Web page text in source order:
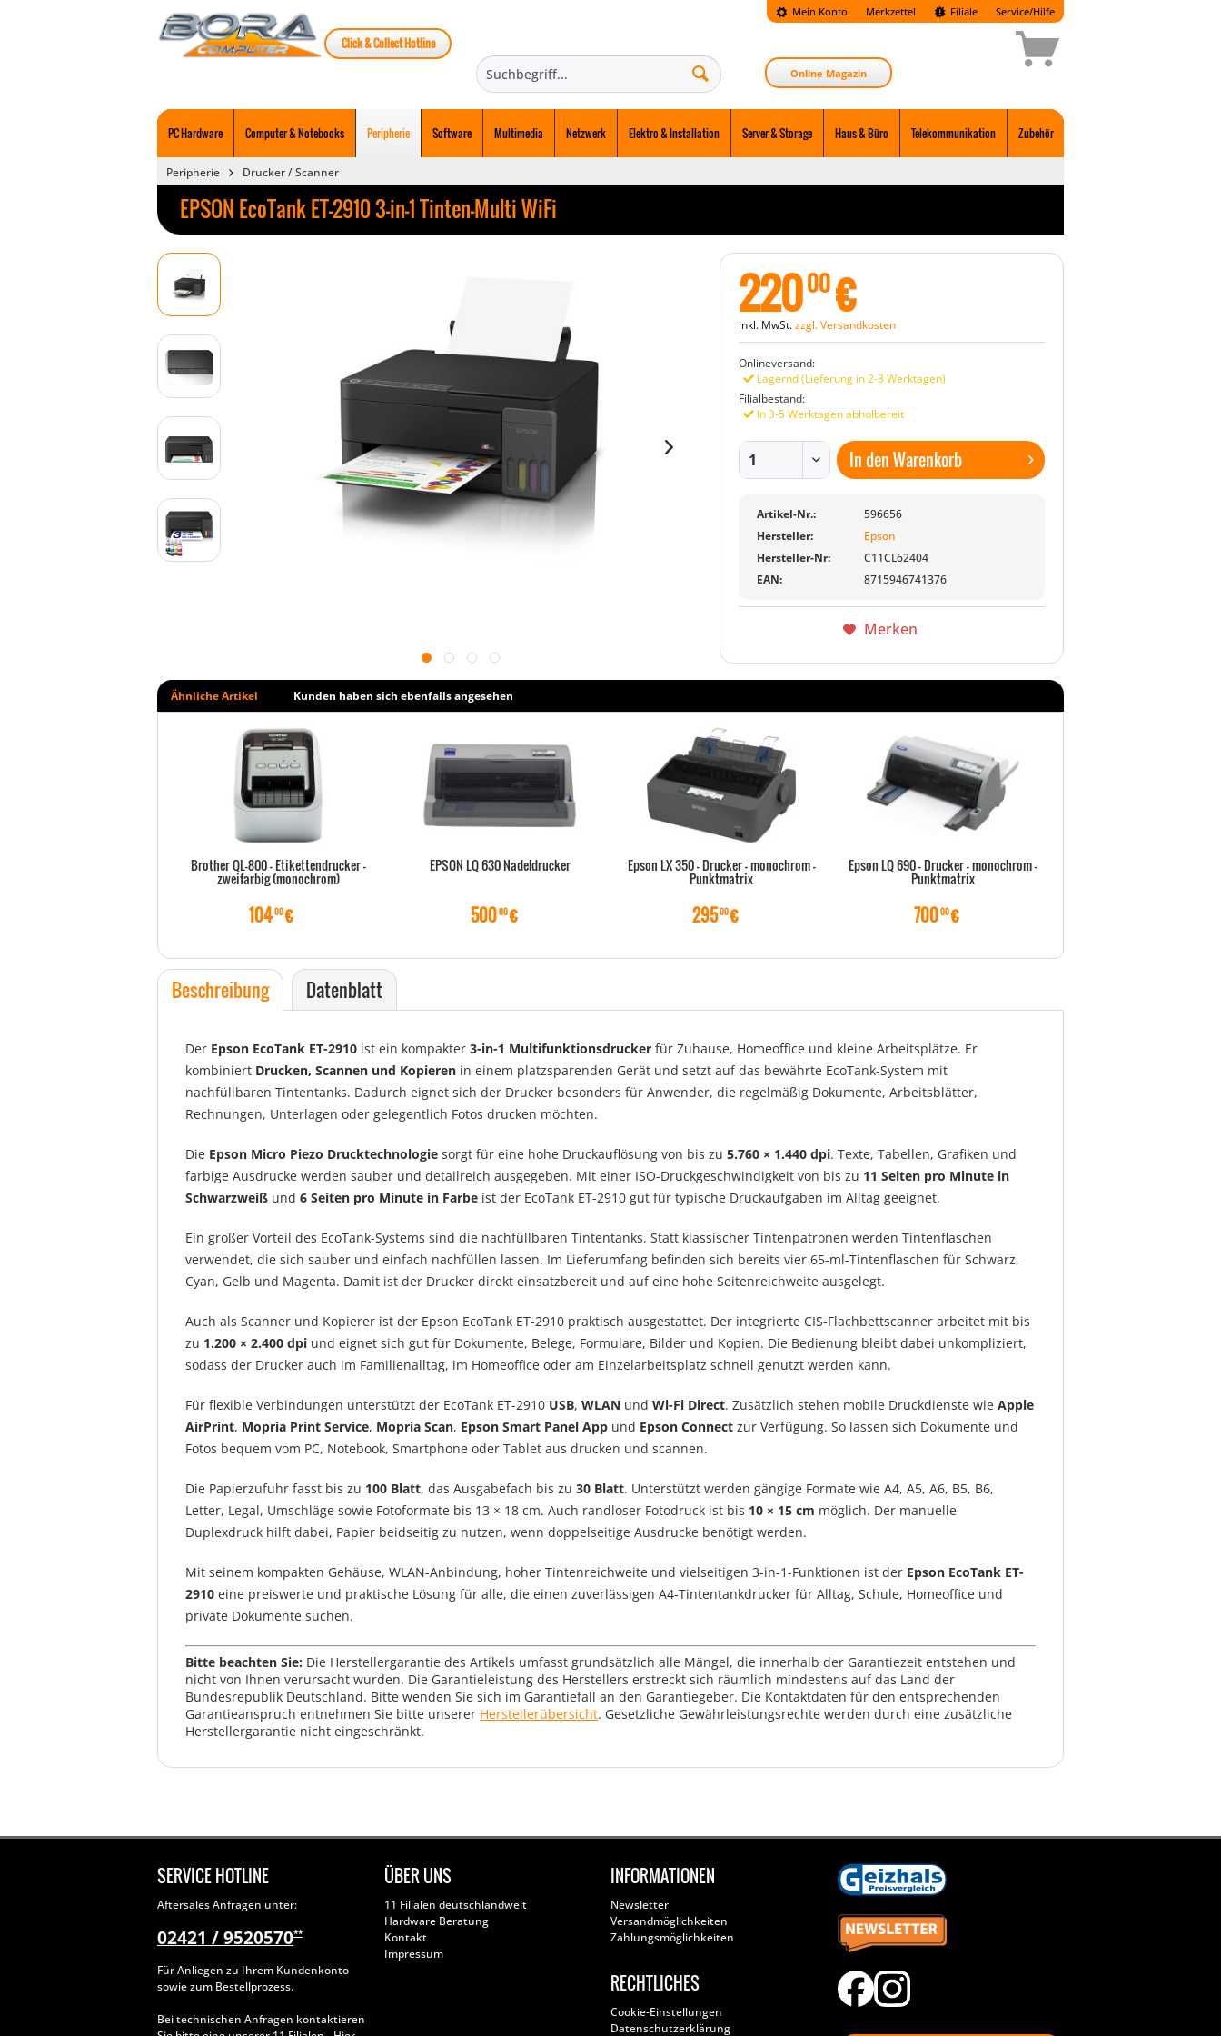
Mein Konto Merkzettel
Click & Collect Hotline
Filiale Service/Hilfe
Online Magazin
PC Hardware Computer & Notebooks Peripherie Software Multimedia Netzwerk Elektro & Installation Server & Storage Haus & Büro Telekommunikation Zubehör
Peripherie Drucker / Scanner
EPSON EcoTank ET-2910 3-in-1 Tinten-Multi WiFi
22000€
inkl. MwSt.zzgl. Versandkosten
Onlineversand:
Lagernd (Lieferung in 2-3 Werktagen)
Filialbestand:
In 3-5 Werktagen abholbereit
In denWarenkorb
Artikel-Nr.:
596656
Hersteller:
Epson
Hersteller-Nr:
C11CL62404
EAN:
8715946741376
Merken
Ähnliche Artikel Kunden haben sich ebenfalls angesehen
Brother QL-800 - Etikettendrucker -
zweifarbig (monochrom)
10400€
EPSON LQ 630 Nadeldrucker
50000€
Epson LX 350 - Drucker - monochrom -
Punktmatrix
29500€
Epson LQ 690 - Drucker - monochrom -
Punktmatrix
70000€
Beschreibung Datenblatt
Der Epson EcoTank ET-2910 ist ein kompakter 3-in-1 Multifunktionsdrucker für Zuhause, Homeoffice und kleine Arbeitsplätze. Er
kombiniert Drucken, Scannen und Kopieren in einem platzsparenden Gerät und setzt auf das bewährte EcoTank-System mit
nachfüllbaren Tintentanks. Dadurch eignet sich der Drucker besonders für Anwender, die regelmäßig Dokumente, Arbeitsblätter,
Rechnungen, Unterlagen oder gelegentlich Fotos drucken möchten.
Die Epson Micro Piezo Drucktechnologie sorgt für eine hohe Druckauflösung von bis zu 5.760 × 1.440 dpi. Texte, Tabellen, Grafiken und
farbige Ausdrucke werden sauber und detailreich ausgegeben. Mit einer ISO-Druckgeschwindigkeit von bis zu 11 Seiten pro Minute in
Schwarzweiß und 6 Seiten pro Minute in Farbe ist der EcoTank ET-2910 gut für typische Druckaufgaben im Alltag geeignet.
Ein großer Vorteil des EcoTank-Systems sind die nachfüllbaren Tintentanks. Statt klassischer Tintenpatronen werden Tintenflaschen
verwendet, die sich sauber und einfach nachfüllen lassen. Im Lieferumfang befinden sich bereits vier 65-ml-Tintenflaschen für Schwarz,
Cyan, Gelb und Magenta. Damit ist der Drucker direkt einsatzbereit und auf eine hohe Seitenreichweite ausgelegt.
Auch als Scanner und Kopierer ist der Epson EcoTank ET-2910 praktisch ausgestattet. Der integrierte CIS-Flachbettscanner arbeitet mit bis
zu 1.200 × 2.400 dpi und eignet sich gut für Dokumente, Belege, Formulare, Bilder und Kopien. Die Bedienung bleibt dabei unkompliziert,
sodass der Drucker auch im Familienalltag, im Homeoffice oder am Einzelarbeitsplatz schnell genutzt werden kann.
Für flexible Verbindungen unterstützt der EcoTank ET-2910 USB, WLAN und Wi-Fi Direct. Zusätzlich stehen mobile Druckdienste wie Apple
AirPrint, Mopria Print Service, Mopria Scan, Epson Smart Panel App und Epson Connect zur Verfügung. So lassen sich Dokumente und
Fotos bequem vom PC, Notebook, Smartphone oder Tablet aus drucken und scannen.
Die Papierzufuhr fasst bis zu 100 Blatt, das Ausgabefach bis zu 30 Blatt. Unterstützt werden gängige Formate wie A4, A5, A6, B5, B6,
Letter, Legal, Umschläge sowie Fotoformate bis 13 × 18 cm. Auch randloser Fotodruck ist bis 10 × 15 cm möglich. Der manuelle
Duplexdruck hilft dabei, Papier beidseitig zu nutzen, wenn doppelseitige Ausdrucke benötigt werden.
Mit seinem kompakten Gehäuse, WLAN-Anbindung, hoher Tintenreichweite und vielseitigen 3-in-1-Funktionen ist der Epson EcoTank ET-
2910 eine preiswerte und praktische Lösung für alle, die einen zuverlässigen A4-Tintentankdrucker für Alltag, Schule, Homeoffice und
private Dokumente suchen.
Bitte beachten Sie: Die Herstellergarantie des Artikels umfasst grundsätzlich alle Mängel, die innerhalb der Garantiezeit entstehen und
nicht von Ihnen verursacht wurden. Die Garantieleistung des Herstellers erstreckt sich räumlich mindestens auf das Land der
Bundesrepublik Deutschland. Bitte wenden Sie sich im Garantiefall an den Garantiegeber. Die Kontaktdaten für den entsprechenden
Garantieanspruch entnehmen Sie bitte unserer Herstellerübersicht. Gesetzliche Gewährleistungsrechte werden durch eine zusätzliche
Herstellergarantie nicht eingeschränkt.
SERVICE HOTLINE
Aftersales Anfragen unter:
02421 / 9520570**
Für Anliegen zu Ihrem Kundenkonto
sowie zum Bestellprozess.
Bei technischen Anfragen kontaktieren
ÜBER UNS
11 Filialen deutschlandweit
Hardware Beratung
Kontakt
Impressum
INFORMATIONEN
Newsletter
Versandmöglichkeiten
Zahlungsmöglichkeiten
RECHTLICHES
Cookie-Einstellungen
Datenschutzerklärung